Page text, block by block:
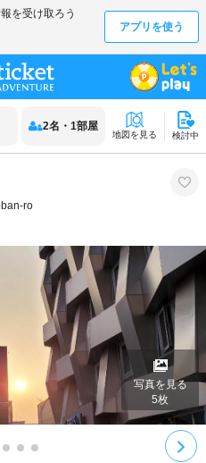
2名 ・ 1部屋
地図を見る 検討中
ro
写真を見る
5枚